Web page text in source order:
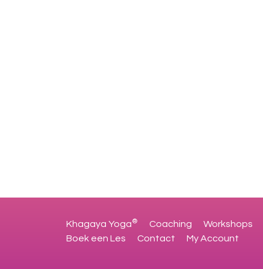
Khagaya Yoga® Coaching
Workshops
Boek een Les
Contact My Account